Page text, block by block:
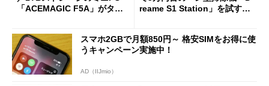
「ACEMAGIC F5A」がタイ
reame S1 Station」を試す
スマホ2GBで月額850円～ 格安SIMをお得に使
うキャンペーン実施中！
AD（IIJmio）